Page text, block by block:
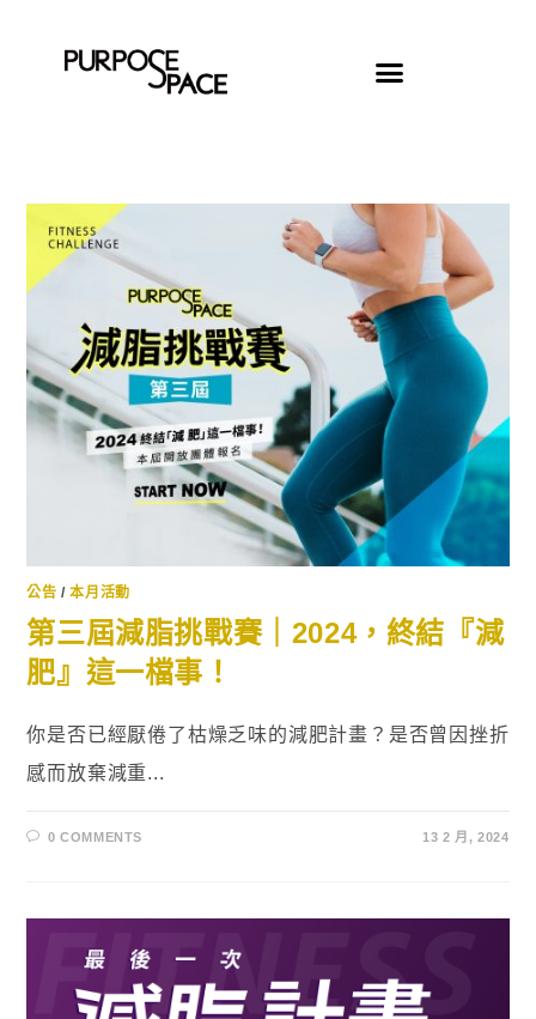
公告 /本月活動
第三屆減脂挑戰賽｜2024，終結『減
肥』這一檔事！
你是否已經厭倦了枯燥乏味的減肥計畫？是否曾因挫折
感而放棄減重...
0 COMMENTS 13 2 月, 2024